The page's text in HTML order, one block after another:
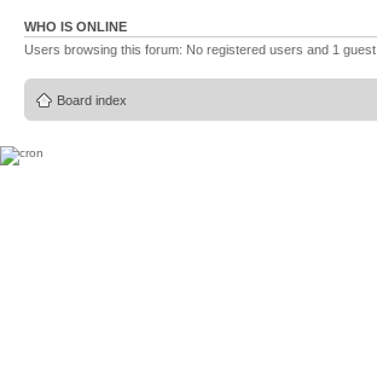
WHO IS ONLINE
Users browsing this forum: No registered users and 1 guest
Board index